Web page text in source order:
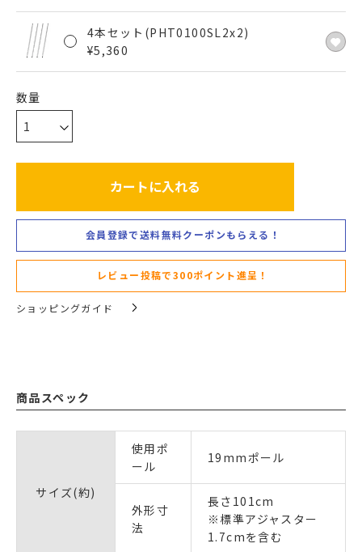
4本セット(PHT0100SL2x2)
¥5,360
カートに入れる
会員登録で送料無料クーポンもらえる！
レビュー投稿で300ポイント進呈！
ショッピングガイド
商品スペック
サイズ(約)
使用ポ
ール
19mmポール
外形寸
法
長さ101cm
※標準アジャスター
1.7cmを含む